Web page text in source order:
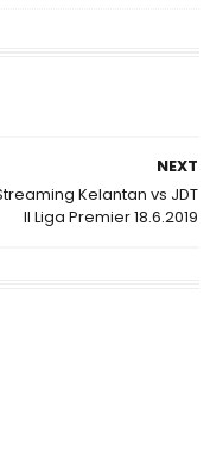
NEXT
Kelantan vs JDT
II Liga Premier 18.6.2019